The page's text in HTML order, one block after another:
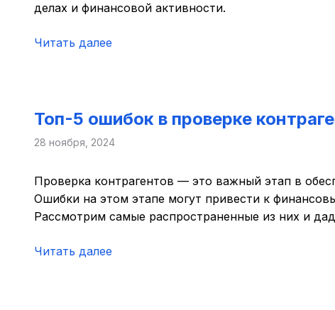
делах и финансовой активности.
Читать далее
Топ-5 ошибок в проверке
28 ноября, 2024
Проверка контрагентов — это важный этап в
Ошибки на этом этапе могут привести к
Рассмотрим самые распространенные из них и
Читать далее